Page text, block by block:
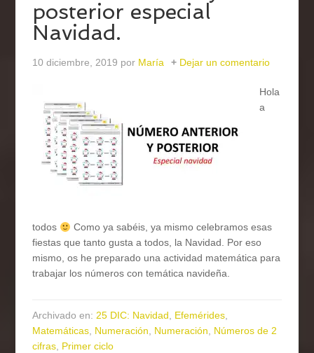
posterior especial
Navidad.
10 diciembre, 2019 por María Dejar un comentario
Hola
a
todos
Como ya sabéis, ya mismo celebramos esas
fiestas que tanto gusta a todos, la Navidad. Por eso
mismo, os he preparado una actividad matemática para
trabajar los números con temática navideña.
Archivado en:25 DIC: Navidad, Efemérides,
Matemáticas, Numeración, Numeración, Números de 2
cifras, Primer ciclo